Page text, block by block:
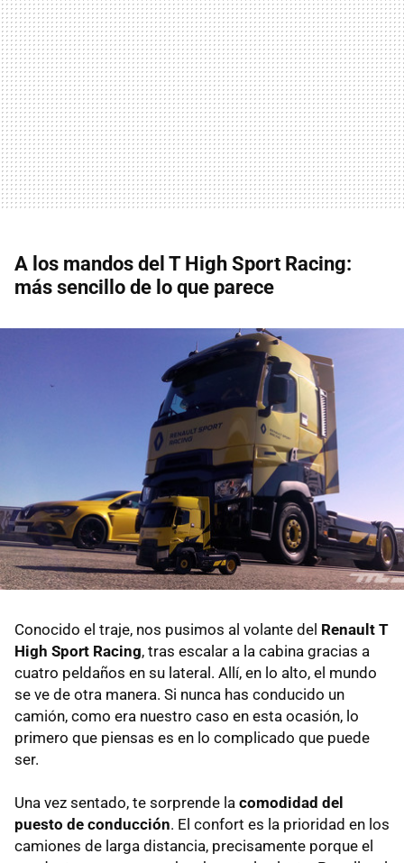
A los mandos del T High Sport Racing:
más sencillo de lo que parece
Conocido el traje, nos pusimos al volante del Renault T
High Sport Racing, tras escalar a la cabina gracias a
cuatro peldaños en su lateral. Allí, en lo alto, el mundo
se ve de otra manera. Si nunca has conducido un
camión, como era nuestro caso en esta ocasión, lo
primero que piensas es en lo complicado que puede
ser.
Una vez sentado, te sorprende la comodidad del
puesto de conducción. El confort es la prioridad en los
camiones de larga distancia, precisamente porque el